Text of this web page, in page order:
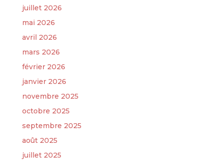
juillet 2026
mai 2026
avril 2026
mars 2026
février 2026
janvier 2026
novembre 2025
octobre 2025
septembre 2025
août 2025
juillet 2025